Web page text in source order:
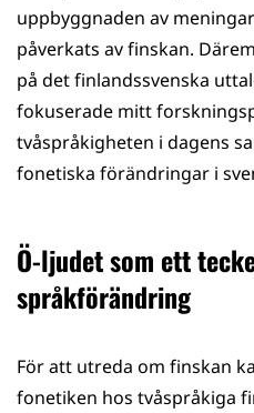
uppbyggnaden av
påverkats av finskan.
på det finlandssvenska
fokuserade mitt
tvåspråkigheten i dagens
fonetiska förändringar i
Ö-ljudet som ett
språkförändring
För att utreda om finskan
fonetiken hos tvåspråkiga